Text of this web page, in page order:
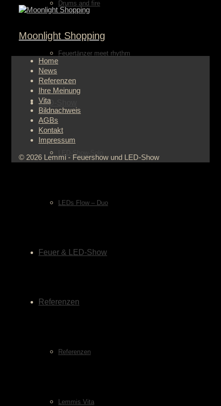
Drums and fire
Feuertänzer meet rhythm
LED-Show
LED-Show-Solo
LEDs Flow – Duo
Feuer & LED-Show
Referenzen
Referenzen
Lemmis Vita
Moonlight Shopping
Home
News
Referenzen
Ihre Meinung
Vita
Bildnachweis
AGBs
Kontakt
Impressum
© 2026 Lemmi - Feuershow und LED-Show